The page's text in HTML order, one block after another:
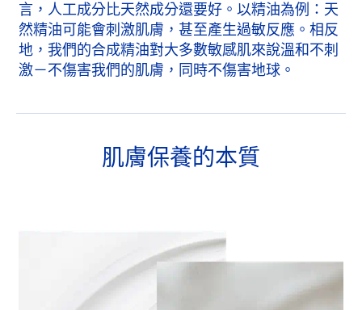
言，人工成分比天然成分還要好。以精油為例：天
然精油可能會刺激肌膚，甚至產生過敏反應。相反
地，我們的合成精油對大多數敏感肌來說溫和不刺
激－不傷害我們的肌膚，同時不傷害地球。
肌膚保養的本質